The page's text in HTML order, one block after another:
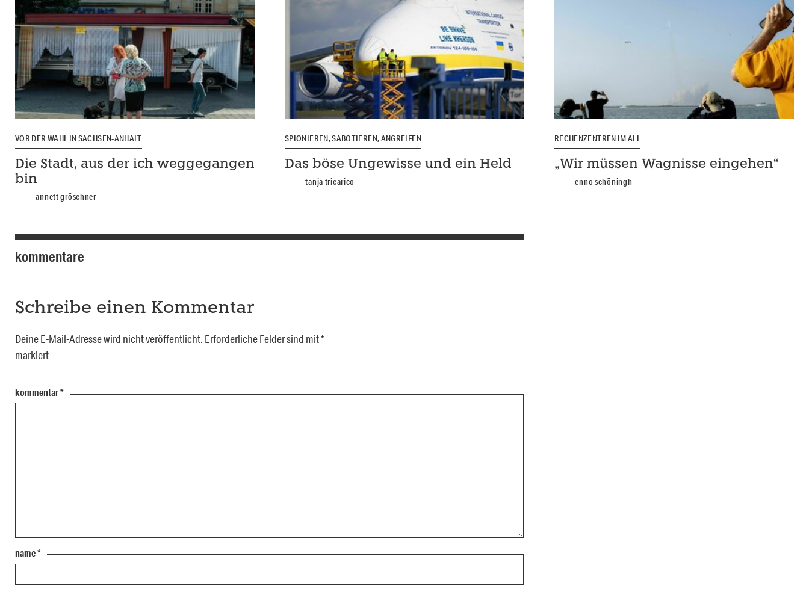
VOR DER WAHL IN SACHSEN-ANHALT
Die Stadt, aus der ich weggegangen
bin
annett gröschner
SPIONIEREN, SABOTIEREN, ANGREIFEN
Das böse Ungewisse und ein Held
tanja tricarico
RECHENZENTREN IM ALL
„Wir müssen Wagnisse eingehen“
enno schöningh
kommentare
Schreibe einen Kommentar
Deine E-Mail-Adresse wird nicht veröffentlicht. Erforderliche Felder sind mit*
markiert
kommentar*
name*